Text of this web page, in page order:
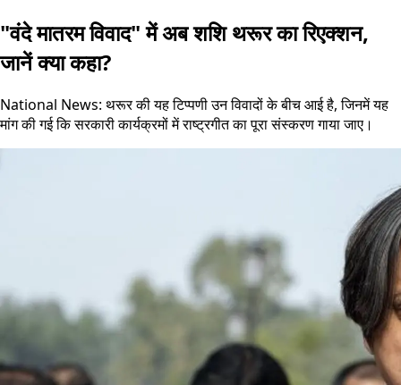
"वंदे मातरम विवाद" में अब शशि थरूर का रिएक्शन,
जानें क्या कहा?
National News: थरूर की यह टिप्पणी उन विवादों के बीच आई है, जिनमें यह
मांग की गई कि सरकारी कार्यक्रमों में राष्ट्रगीत का पूरा संस्करण गाया जाए।